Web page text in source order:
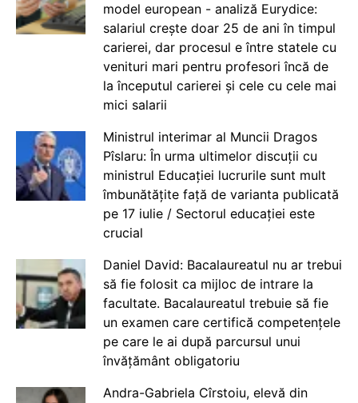
model european - analiză Eurydice:
salariul crește doar 25 de ani în timpul
carierei, dar procesul e între statele cu
venituri mari pentru profesori încă de
la începutul carierei și cele cu cele mai
mici salarii
Ministrul interimar al Muncii Dragos
Pîslaru: În urma ultimelor discuții cu
ministrul Educației lucrurile sunt mult
îmbunătățite față de varianta publicată
pe 17 iulie / Sectorul educației este
crucial
Daniel David: Bacalaureatul nu ar trebui
să fie folosit ca mijloc de intrare la
facultate. Bacalaureatul trebuie să fie
un examen care certifică competențele
pe care le ai după parcursul unui
învățământ obligatoriu
Andra-Gabriela Cîrstoiu, elevă din